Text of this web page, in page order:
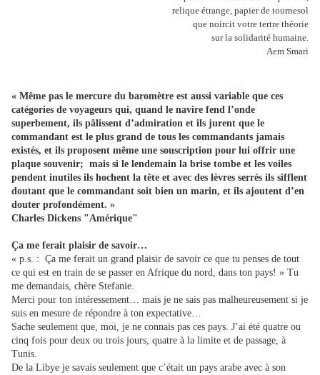
relique étrange, papier de tournesol
que noircit votre tertre théorie
sur la solidarité humaine.
Aem Smari
« Même pas le mercure du baromètre est aussi variable que ces
catégories de voyageurs qui, quand le navire fend l’onde
superbement, ils pâlissent d’admiration et ils jurent que le
commandant est le plus grand de tous les commandants jamais
existés, et ils proposent même une souscription pour lui offrir une
plaque souvenir; mais si le lendemain la brise tombe et les voiles
pendent inutiles ils hochent la tête et avec des lèvres serrés ils sifflent
doutant que le commandant soit bien un marin, et ils ajoutent d’en
douter profondément. »
Charles Dickens "Amérique"
Ça me ferait plaisir de savoir…
« p.s. : Ça me ferait un grand plaisir de savoir ce que tu penses de tout
ce qui est en train de se passer en Afrique du nord, dans ton pays! » Tu
me demandais, chère Stefanie.
Merci pour ton intéressement… mais je ne sais pas malheureusement si je
suis en mesure de répondre à ton expectative…
Sache seulement que, moi, je ne connais pas ces pays. J’ai été quatre ou
cinq fois pour deux ou trois jours, quatre à la limite et de passage, à
Tunis.
De la Libye je savais seulement que c’était un pays arabe avec à son